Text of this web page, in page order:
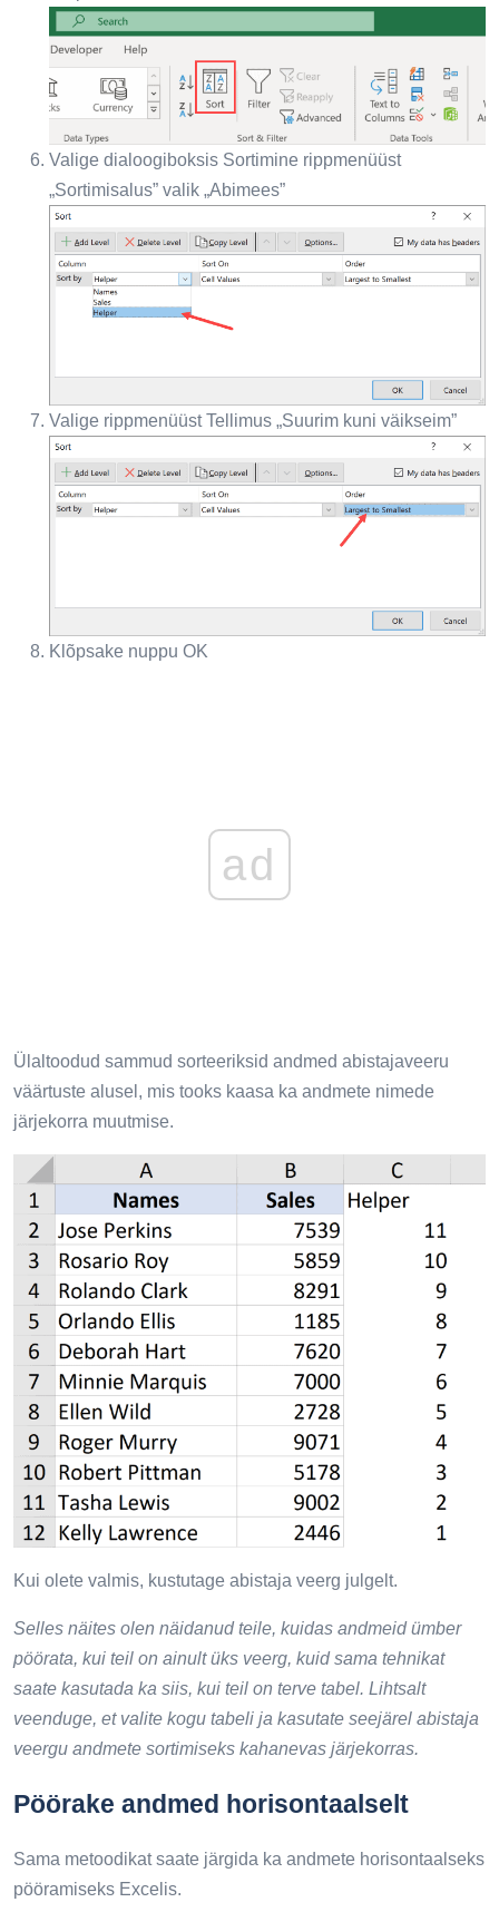
Valige dialoogiboksis Sortimine rippmenüüst
„Sortimisalus” valik „Abimees”
Valige rippmenüüst Tellimus „Suurim kuni väikseim”
Klõpsake nuppu OK
ad
Ülaltoodud sammud sorteeriksid andmed abistajaveeru
väärtuste alusel, mis tooks kaasa ka andmete nimede
järjekorra muutmise.
Kui olete valmis, kustutage abistaja veerg julgelt.
Selles näites olen näidanud teile, kuidas andmeid ümber
pöörata, kui teil on ainult üks veerg, kuid sama tehnikat
saate kasutada ka siis, kui teil on terve tabel. Lihtsalt
veenduge, et valite kogu tabeli ja kasutate seejärel abistaja
veergu andmete sortimiseks kahanevas järjekorras.
Pöörake andmed horisontaalselt
Sama metoodikat saate järgida ka andmete horisontaalseks
pööramiseks Excelis.